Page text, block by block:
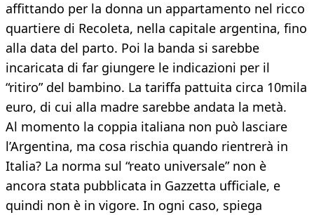
affittando per la donna un appartamento nel ricco
quartiere di Recoleta, nella capitale argentina, fino
alla data del parto. Poi la banda si sarebbe
incaricata di far giungere le indicazioni per il
“ritiro” del bambino. La tariffa pattuita circa 10mila
euro, di cui alla madre sarebbe andata la metà.
Al momento la coppia italiana non può lasciare
l’Argentina, ma cosa rischia quando rientrerà in
Italia? La norma sul “reato universale” non è
ancora stata pubblicata in Gazzetta ufficiale, e
quindi non è in vigore. In ogni caso, spiega